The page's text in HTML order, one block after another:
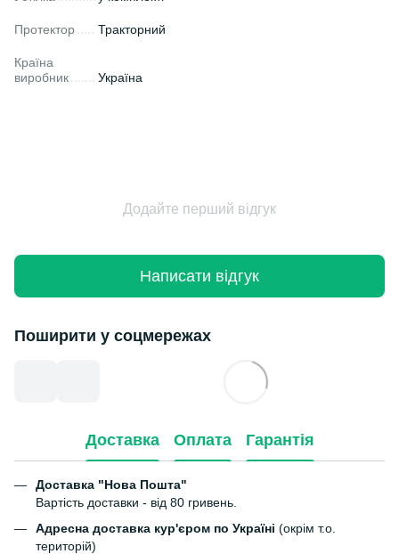
Протектор Тракторний
Країна
виробник
Україна
Додайте перший відгук
Написати відгук
Поширити у соцмережах
Доставка Оплата Гарантія
Доставка "Нова Пошта"
Вартість доставки - від 80 гривень.
Адресна доставка кур'єром по Україні (окрім т.о.
територій)